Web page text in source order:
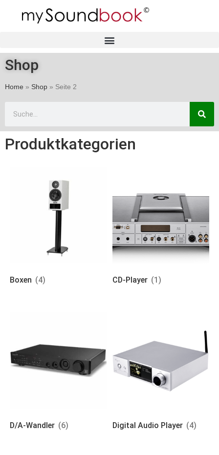
Shop
Home » Shop » Seite 2
Produktkategorien
Boxen (4) CD-Player (1)
D/A-Wandler (6) Digital Audio Player (4)